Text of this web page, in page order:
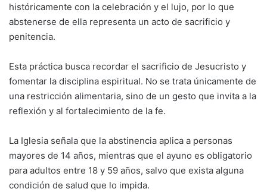
históricamente con la celebración y el lujo, por lo que
abstenerse de ella representa un acto de sacrificio y
penitencia.
Esta práctica busca recordar el sacrificio de Jesucristo y
fomentar la disciplina espiritual. No se trata únicamente de
una restricción alimentaria, sino de un gesto que invita a la
reflexión y al fortalecimiento de la fe.
La Iglesia señala que la abstinencia aplica a personas
mayores de 14 años, mientras que el ayuno es obligatorio
para adultos entre 18 y 59 años, salvo que exista alguna
condición de salud que lo impida.